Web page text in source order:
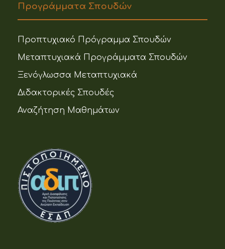
Προγράμματα Σπουδών
Προπτυχιακό Πρόγραμμα Σπουδών
Μεταπτυχιακά Προγράμματα Σπουδών
Ξενόγλωσσα Μεταπτυχιακά
Διδακτορικές Σπουδές
Αναζήτηση Μαθημάτων